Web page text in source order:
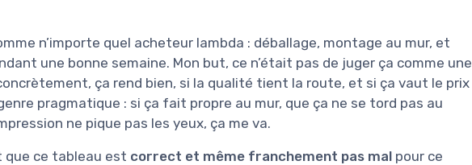
n’importe quel acheteur lambda : déballage, montage au mur, et
une bonne semaine. Mon but, ce n’était pas de juger ça comme une
ça rend bien, si la qualité tient la route, et si ça vaut le prix
pragmatique : si ça fait propre au mur, que ça ne se tord pas au
ne pique pas les yeux, ça me va.
que ce tableau est correct et même franchement pas mal pour ce